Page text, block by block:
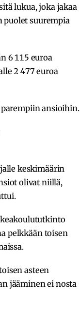
lukua, joka jakaa
puolet suurempia
6 115 euroa
2 477 euroa
ansioihin.
keskimäärin
olivat niillä,
pelkkään toisen
asteen
jääminen ei nosta